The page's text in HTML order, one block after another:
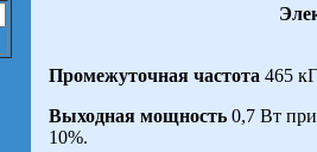
Промежуточная частота 465
Выходная мощность 0,7 Вт
10%.